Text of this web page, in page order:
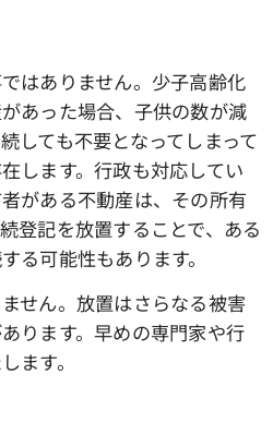
はありません。少子高齢化
あった場合、子供の数が減
しても不要となってしまって
します。行政も対応してい
がある不動産は、その所有
登記を放置することで、ある
る可能性もあります。
せん。放置はさらなる被害
ります。早めの専門家や行
ます。